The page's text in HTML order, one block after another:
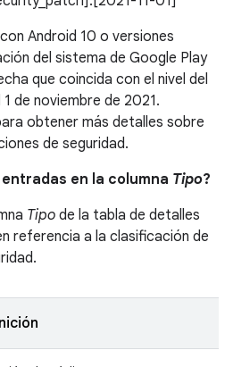
Android 10 o versiones
del sistema de Google Play
que coincida con el nivel del
de noviembre de 2021.
obtener más detalles sobre
de seguridad.
en la columna Tipo?
Tipo de la tabla de detalles
referencia a la clasificación de